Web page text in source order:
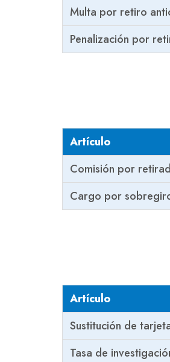
Multa por retiro
Penalización por
Artículo
Comisión por
Cargo por
Artículo
Sustitución de
Tasa de